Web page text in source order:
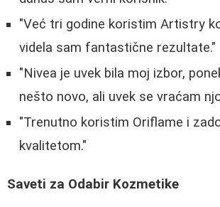
"Već tri godine koristim Artistry
videla sam fantastične rezultate."
"Nivea je uvek bila moj izbor,
nešto novo, ali uvek se vraćam
"Trenutno koristim Oriflame i
kvalitetom."
Saveti za Odabir Kozmetike